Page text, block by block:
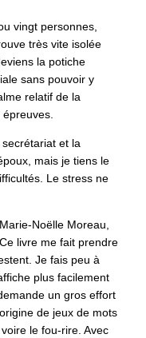
vingt personnes,
très vite isolée
la potiche
sans pouvoir y
relatif de la
secrétariat et la
mais je tiens le
Le stress ne
Noëlle Moreau,
livre me fait prendre
Je fais peu à
plus facilement
un gros effort
de jeux de mots
le fou-rire. Avec